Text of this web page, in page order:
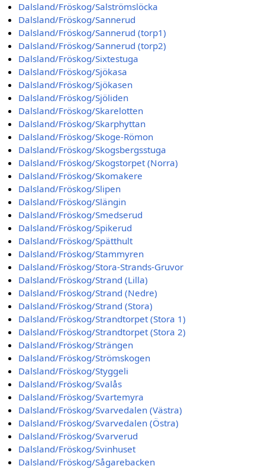
Dalsland/Fröskog/Salströmslöcka
Dalsland/Fröskog/Sannerud
Dalsland/Fröskog/Sannerud (torp1)
Dalsland/Fröskog/Sannerud (torp2)
Dalsland/Fröskog/Sixtestuga
Dalsland/Fröskog/Sjökasa
Dalsland/Fröskog/Sjökasen
Dalsland/Fröskog/Sjöliden
Dalsland/Fröskog/Skarelotten
Dalsland/Fröskog/Skarphyttan
Dalsland/Fröskog/Skoge-Römon
Dalsland/Fröskog/Skogsbergsstuga
Dalsland/Fröskog/Skogstorpet (Norra)
Dalsland/Fröskog/Skomakere
Dalsland/Fröskog/Slipen
Dalsland/Fröskog/Slängin
Dalsland/Fröskog/Smedserud
Dalsland/Fröskog/Spikerud
Dalsland/Fröskog/Spätthult
Dalsland/Fröskog/Stammyren
Dalsland/Fröskog/Stora-Strands-Gruvor
Dalsland/Fröskog/Strand (Lilla)
Dalsland/Fröskog/Strand (Nedre)
Dalsland/Fröskog/Strand (Stora)
Dalsland/Fröskog/Strandtorpet (Stora 1)
Dalsland/Fröskog/Strandtorpet (Stora 2)
Dalsland/Fröskog/Strängen
Dalsland/Fröskog/Strömskogen
Dalsland/Fröskog/Styggeli
Dalsland/Fröskog/Svalås
Dalsland/Fröskog/Svartemyra
Dalsland/Fröskog/Svarvedalen (Västra)
Dalsland/Fröskog/Svarvedalen (Östra)
Dalsland/Fröskog/Svarverud
Dalsland/Fröskog/Svinhuset
Dalsland/Fröskog/Sågarebacken